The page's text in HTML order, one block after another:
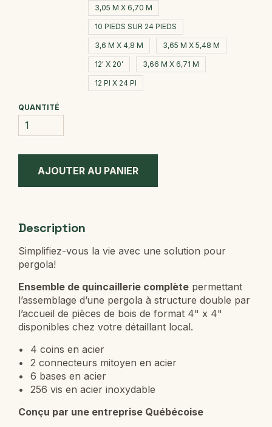
3,05 M X 6,70 M
10 PIEDS SUR 24 PIEDS
3,6 M X 4,8 M 3,65 M X 5,48 M
12' X 20' 3,66 M X 6,71 M
12 PI X 24 PI
QUANTITÉ
Description
Simplifiez-vous la vie avec une solution pour
pergola!
Ensemble de quincaillerie complète permettant
l’assemblage d’une pergola à structure double par
l’accueil de pièces de bois de format 4" x 4"
disponibles chez votre détaillant local.
4 coins en acier
2 connecteurs mitoyen en acier
6 bases en acier
256 vis en acier inoxydable
Conçu par une entreprise Québécoise